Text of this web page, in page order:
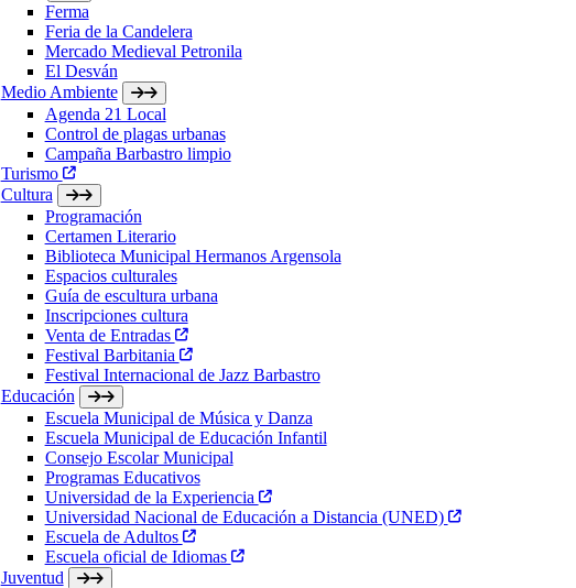
Ferma
Feria de la Candelera
Mercado Medieval Petronila
El Desván
Medio Ambiente
Agenda 21 Local
Control de plagas urbanas
Campaña Barbastro limpio
Turismo
Cultura
Programación
Certamen Literario
Biblioteca Municipal Hermanos Argensola
Espacios culturales
Guía de escultura urbana
Inscripciones cultura
Venta de Entradas
Festival Barbitania
Festival Internacional de Jazz Barbastro
Educación
Escuela Municipal de Música y Danza
Escuela Municipal de Educación Infantil
Consejo Escolar Municipal
Programas Educativos
Universidad de la Experiencia
Universidad Nacional de Educación a Distancia (UNED)
Escuela de Adultos
Escuela oficial de Idiomas
Juventud